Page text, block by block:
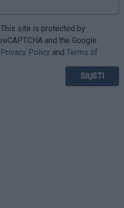
This site is protected by
reCAPTCHA and the Google
Privacy Policy and Terms of